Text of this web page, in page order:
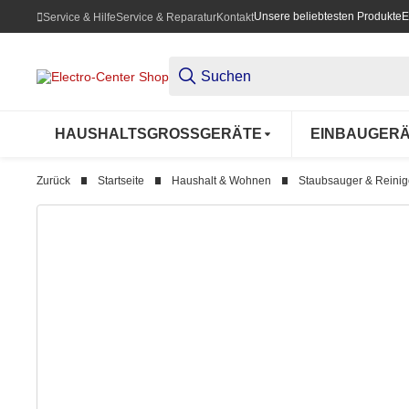
Service & HilfeService & ReparaturKontaktUnsere beliebtesten Produkte
HAUSHALTSGROSSGERÄTE
Zurück Startseite Haushalt & Wohnen Staubsauger &